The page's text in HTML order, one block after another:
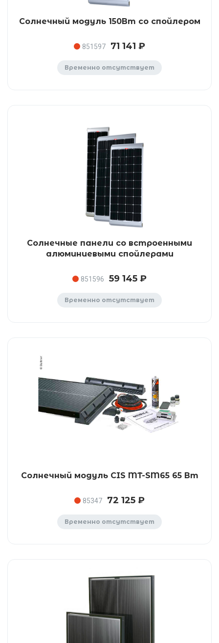
Солнечный модуль 150Вт со спойлером
851597 71 141 ₽
Временно отсутствует
Солнечные панели со встроенными
алюминиевыми спойлерами
851596 59 145 ₽
Временно отсутствует
Солнечный модуль CIS MT-SM65 65 Вт
85347 72 125 ₽
Временно отсутствует